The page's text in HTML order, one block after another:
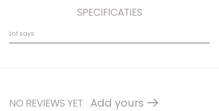
SPECIFICATIES
Lof says
NO REVIEWS YET Add yours